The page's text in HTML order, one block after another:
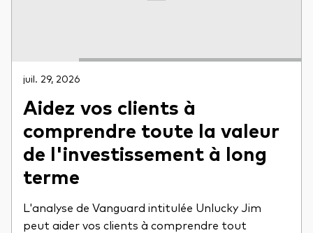
juil. 29, 2026
Aidez vos clients à
comprendre toute la valeur
de l'investissement à long
terme
L'analyse de Vanguard intitulée Unlucky Jim
peut aider vos clients à comprendre tout